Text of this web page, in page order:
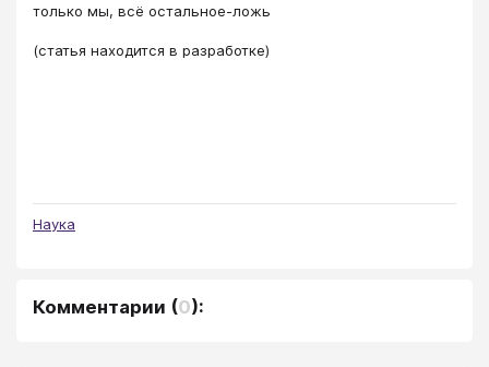
только мы, всё остальное-ложь
(статья находится в разработке)
Наука
Комментарии (0):